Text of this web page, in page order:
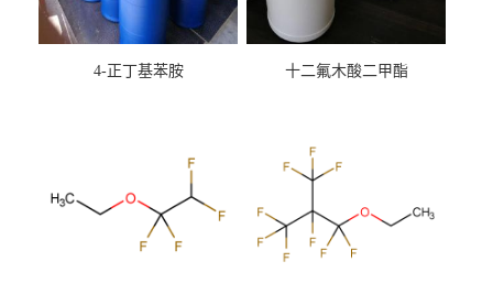
4-正丁基苯胺 十二氟木酸二甲酯